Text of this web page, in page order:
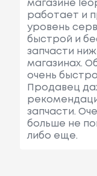
магазине
работает и
уровень
быстрой и
запчасти
магазинах.
очень
Продавец
запчасти.
больше не
либо еще.